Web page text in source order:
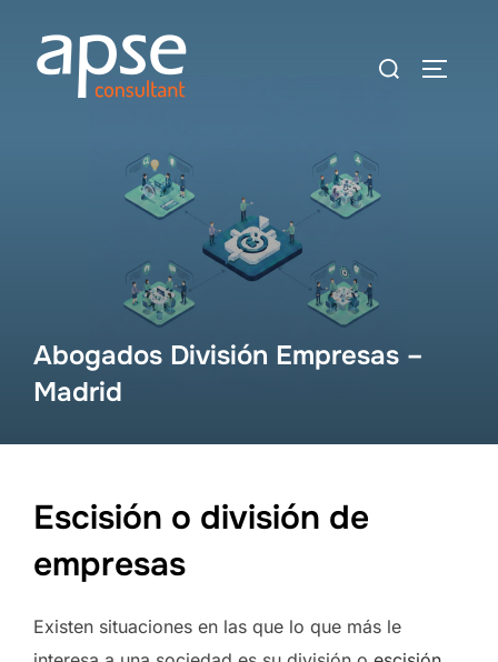
contenido
Buscar:
Abogados División Empresas –
Madrid
Escisión o división de
empresas
Existen situaciones en las que lo que más le